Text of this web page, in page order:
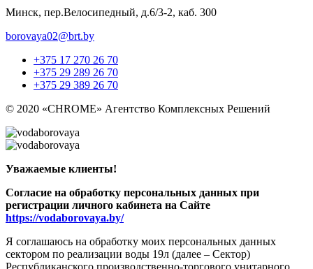
Минск, пер.Велосипедный, д.6/3-2, каб. 300
borovaya02@brt.by
+375 17 270 26 70
+375 29 289 26 70
+375 29 389 26 70
© 2020 «CHROME» Агентство Комплексных Решений
Уважаемые клиенты!
Согласие на обработку персональных данных при
регистрации личного кабинета на Сайте
https://vodaborovaya.by/
Я соглашаюсь на обработку моих персональных данных
сектором по реализации воды 19л (далее – Сектор)
Республиканского производственно-торгового унитарного